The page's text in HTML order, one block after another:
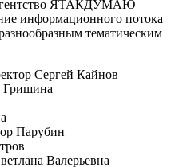
ЯТАКДУМАЮ
информационного потока
тематическим
Сергей Кайнов
Гришина
Парубин
Валерьевна